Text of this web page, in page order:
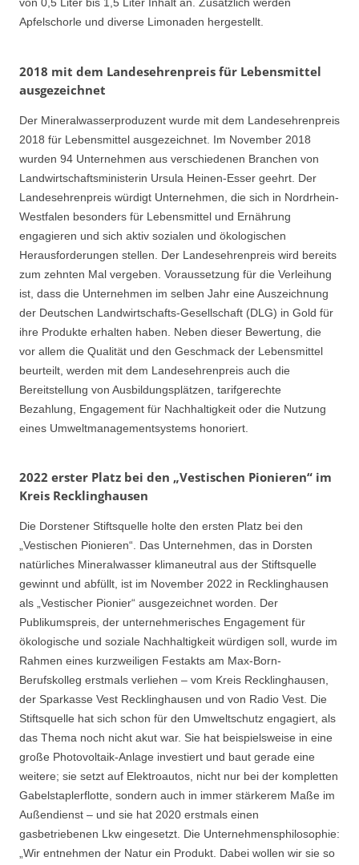
Apfelschorle und diverse Limonaden hergestellt.
2018 mit dem Landesehrenpreis für Lebensmittel
ausgezeichnet
Der Mineralwasserproduzent wurde mit dem Landesehrenpreis
2018 für Lebensmittel ausgezeichnet. Im November 2018
wurden 94 Unternehmen aus verschiedenen Branchen von
Landwirtschaftsministerin Ursula Heinen-Esser geehrt. Der
Landesehrenpreis würdigt Unternehmen, die sich in Nordrhein-
Westfalen besonders für Lebensmittel und Ernährung
engagieren und sich aktiv sozialen und ökologischen
Herausforderungen stellen. Der Landesehrenpreis wird bereits
zum zehnten Mal vergeben. Voraussetzung für die Verleihung
ist, dass die Unternehmen im selben Jahr eine Auszeichnung
der Deutschen Landwirtschafts-Gesellschaft (DLG) in Gold für
ihre Produkte erhalten haben. Neben dieser Bewertung, die
vor allem die Qualität und den Geschmack der Lebensmittel
beurteilt, werden mit dem Landesehrenpreis auch die
Bereitstellung von Ausbildungsplätzen, tarifgerechte
Bezahlung, Engagement für Nachhaltigkeit oder die Nutzung
eines Umweltmanagementsystems honoriert.
2022 erster Platz bei den „Vestischen Pionieren“ im
Kreis Recklinghausen
Die Dorstener Stiftsquelle holte den ersten Platz bei den
„Vestischen Pionieren“. Das Unternehmen, das in Dorsten
natürliches Mineralwasser klimaneutral aus der Stiftsquelle
gewinnt und abfüllt, ist im November 2022 in Recklinghausen
als „Vestischer Pionier“ ausgezeichnet worden. Der
Publikumspreis, der unternehmerisches Engagement für
ökologische und soziale Nachhaltigkeit würdigen soll, wurde im
Rahmen eines kurzweiligen Festakts am Max-Born-
Berufskolleg erstmals verliehen – vom Kreis Recklinghausen,
der Sparkasse Vest Recklinghausen und von Radio Vest. Die
Stiftsquelle hat sich schon für den Umweltschutz engagiert, als
das Thema noch nicht akut war. Sie hat beispielsweise in eine
große Photovoltaik-Anlage investiert und baut gerade eine
weitere; sie setzt auf Elektroautos, nicht nur bei der kompletten
Gabelstaplerflotte, sondern auch in immer stärkerem Maße im
Außendienst – und sie hat 2020 erstmals einen
gasbetriebenen Lkw eingesetzt. Die Unternehmensphilosophie:
„Wir entnehmen der Natur ein Produkt. Dabei wollen wir sie so